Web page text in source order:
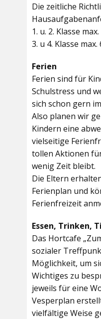
Die zeitliche
1. u. 2. Klasse
3. u 4. Klasse
Ferien
Ferien sind für
Schulstress und
sich schon gern
Also planen wir
Kindern eine
vielseitige
tollen Aktionen
wenig Zeit bleibt.
Die Eltern
Ferienplan und
Ferienfreizeit
Essen, Trinken,
Das Hortcafe
sozialer
Möglichkeit, um
Wichtiges zu
jeweils für eine
Vesperplan
vielfältige Weise